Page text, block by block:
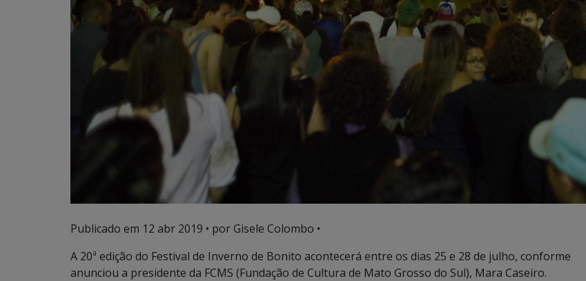
Publicado em 12 abr 2019 • por Gisele Colombo •
A 20ª edição do Festival de Inverno de Bonito acontecerá entre os dias 25 e 28 de julho, conforme
anunciou a presidente da FCMS (Fundação de Cultura de Mato Grosso do Sul), Mara Caseiro.